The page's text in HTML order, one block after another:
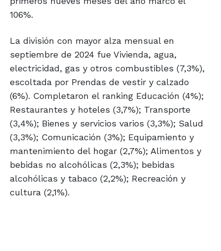
106%.
La división con mayor alza mensual en
septiembre de 2024 fue Vivienda, agua,
electricidad, gas y otros combustibles (7,3%),
escoltada por Prendas de vestir y calzado
(6%). Completaron el ranking Educación (4%);
Restaurantes y hoteles (3,7%); Transporte
(3,4%); Bienes y servicios varios (3,3%); Salud
(3,3%); Comunicación (3%); Equipamiento y
mantenimiento del hogar (2,7%); Alimentos y
bebidas no alcohólicas (2,3%); bebidas
alcohólicas y tabaco (2,2%); Recreación y
cultura (2,1%).